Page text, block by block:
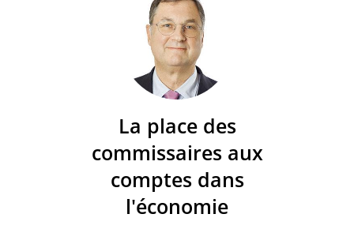
La place des
commissaires aux
comptes dans
l'économie